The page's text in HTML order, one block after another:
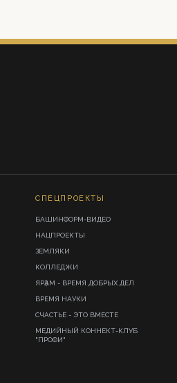
СПЕЦПРОЕКТЫ
БАШИНФОРМ-ВИДЕО
НАЦПРОЕКТЫ
ЗЕМЛЯКИ
КОЛЛЕДЖИ
ЯРҘАМ - ВРЕМЯ ДОБРЫХ ДЕЛ
ВРЕМЯ НАУКИ
СЧАСТЬЕ - ЭТО ВМЕСТЕ
МЕДИЙНЫЙ КОННЕКТ-КЛУБ
"ПРОФИ"